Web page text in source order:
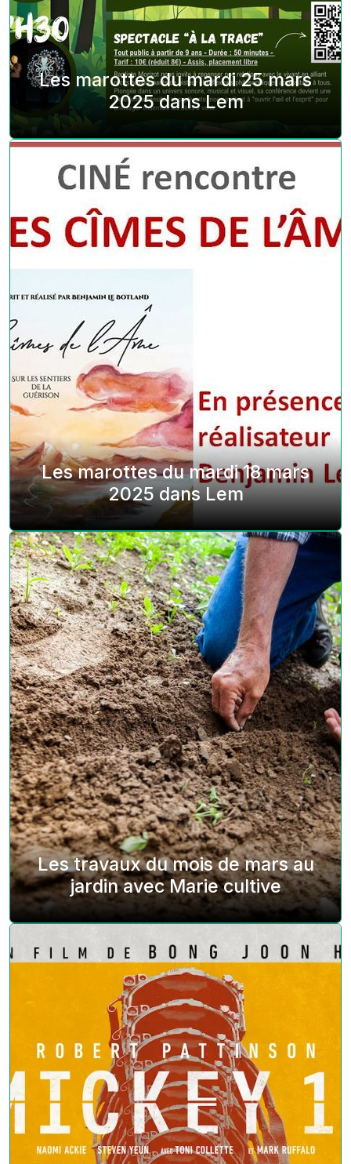
Les marottes du mardi 25 mars
2025 dans Lem
Les marottes du mardi 18 mars
2025 dans Lem
Les travaux du mois de mars au
jardin avec Marie cultive